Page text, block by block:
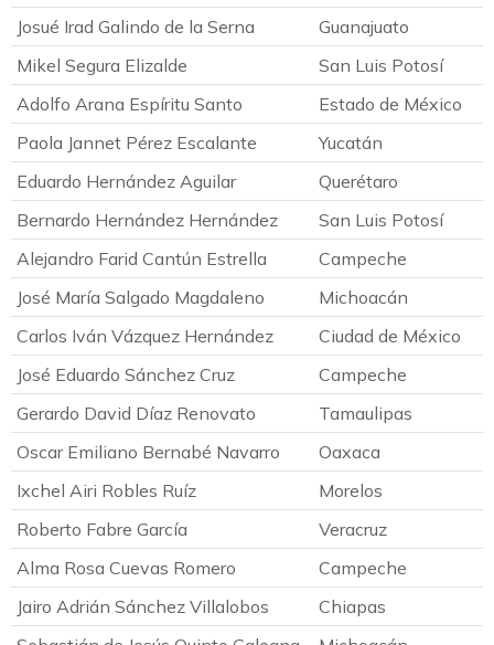
Josué Irad Galindo de la Serna
Guanajuato
Mikel Segura Elizalde
San Luis Potosí
Adolfo Arana Espíritu Santo
Estado de México
Paola Jannet Pérez Escalante
Yucatán
Eduardo Hernández Aguilar
Querétaro
Bernardo Hernández Hernández
San Luis Potosí
Alejandro Farid Cantún Estrella
Campeche
José María Salgado Magdaleno
Michoacán
Carlos Iván Vázquez Hernández
Ciudad de México
José Eduardo Sánchez Cruz
Campeche
Gerardo David Díaz Renovato
Tamaulipas
Oscar Emiliano Bernabé Navarro
Oaxaca
Ixchel Airi Robles Ruíz
Morelos
Roberto Fabre García
Veracruz
Alma Rosa Cuevas Romero
Campeche
Jairo Adrián Sánchez Villalobos
Chiapas